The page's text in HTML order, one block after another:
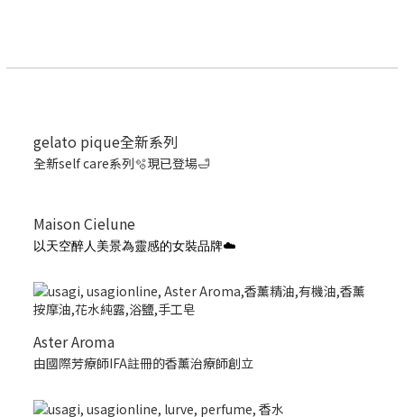
gelato pique全新系列
全新self care系列🫧現已登場🛁
Maison Cielune
以天空醉人美景為靈感的女裝品牌☁️
Aster Aroma
由國際芳療師IFA註冊的香薰治療師創立